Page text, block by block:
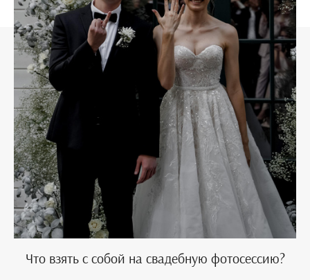
Что взять с собой на свадебную фотосессию?